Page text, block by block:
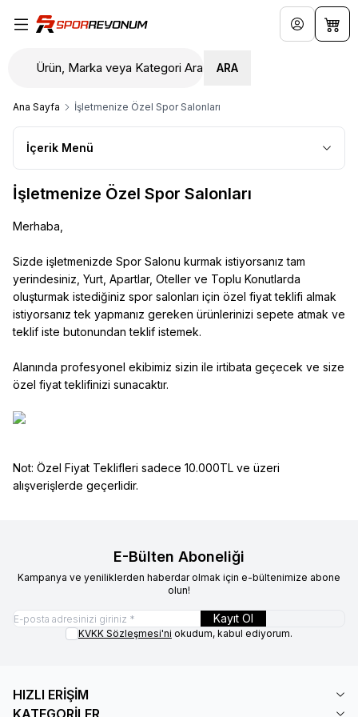
ARA
Hesabım
Ana Sayfa İşletmenize Özel Spor Salonları
İçerik Menü
İşletmenize Özel Spor Salonları
Merhaba,
Sizde işletmenizde Spor Salonu kurmak istiyorsanız tam
yerindesiniz, Yurt, Apartlar, Oteller ve Toplu Konutlarda
oluşturmak istediğiniz spor salonları için özel fiyat teklifi almak
istiyorsanız tek yapmanız gereken ürünlerinizi sepete atmak ve
teklif iste butonundan teklif istemek.
Alanında profesyonel ekibimiz sizin ile irtibata geçecek ve size
özel fiyat teklifinizi sunacaktır.
Not: Özel Fiyat Teklifleri sadece 10.000TL ve üzeri
alışverişlerde geçerlidir.
E-Bülten Aboneliği
Kampanya ve yeniliklerden haberdar olmak için e-bültenimize abone
olun!
Kayıt Ol
KVKK Sözleşmesi'ni okudum, kabul ediyorum.
HIZLI ERİŞİM
KATEGORİLER